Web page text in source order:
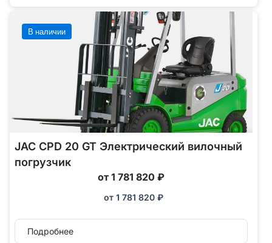
В наличии
JAC CPD 20 GT Электрический вилочный
погрузчик
от 1 781 820 ₽
от 1 781 820 ₽
Подробнее